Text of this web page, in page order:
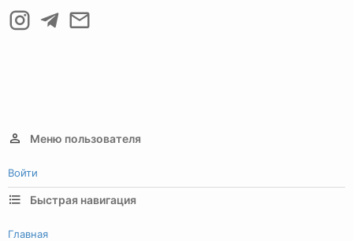
Меню пользователя
Войти
Быстрая навигация
Главная